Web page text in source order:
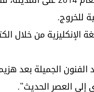
للخروج.
الإنكليزية من خلال
إلى العصر الحديث".